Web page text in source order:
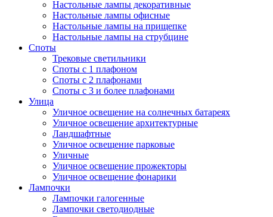
Настольные лампы декоративные
Настольные лампы офисные
Настольные лампы на прищепке
Настольные лампы на струбцине
Споты
Трековые светильники
Споты с 1 плафоном
Споты с 2 плафонами
Споты с 3 и более плафонами
Улица
Уличное освещение на солнечных батареях
Уличное освещение архитектурные
Ландшафтные
Уличное освещение парковые
Уличные
Уличное освещение прожекторы
Уличное освещение фонарики
Лампочки
Лампочки галогенные
Лампочки светодиодные